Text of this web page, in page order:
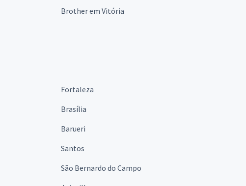
Brother em Vitória
Fortaleza
Brasília
Barueri
Santos
São Bernardo do Campo